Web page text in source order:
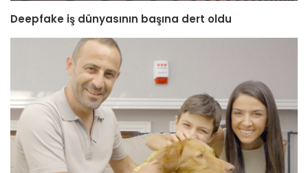
Deepfake iş dünyasının başına dert oldu